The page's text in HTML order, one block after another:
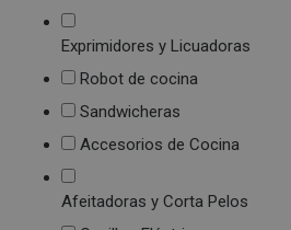
Exprimidores y Licuadoras
Robot de cocina
Sandwicheras
Accesorios de Cocina
Afeitadoras y Corta Pelos